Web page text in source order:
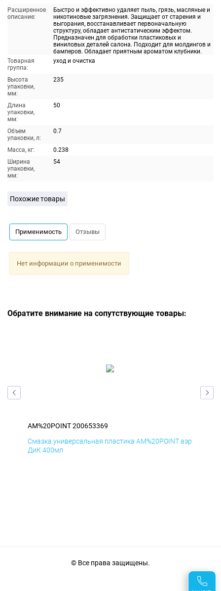
Расширенное
описание:
Быстро и эффективно удаляет пыль, грязь, масляные и
никотиновые загрязнения. Защищает от старения и
выгорания, восстанавливает первоначальную
структуру, обладает антистатическим эффектом.
Предназначен для обработки пластиковых и
виниловых деталей салона. Подходит для молдингов и
бамперов. Обладает приятным ароматом клубники.
Товарная
группа:
уход и очистка
Высота
упаковки,
мм:
235
Длина
упаковки,
мм:
50
Объем
упаковки, л:
0.7
Масса, кг:
0.238
Ширина
упаковки,
мм:
54
Похожие товары
Применимость Отзывы
Нет информации о применимости
Обратите внимание на сопутствующие товары:
AM%20POINT 200653369
Смазка универсальная пластика AM%20POINT аэр
ДиК 400мл
© Все права защищены.